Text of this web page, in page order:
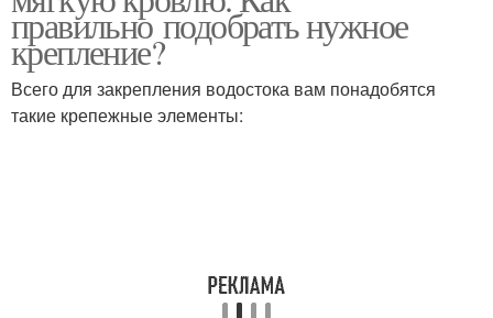
правильно подобрать нужное
крепление?
Всего для закрепления водостока вам понадобятся
такие крепежные элементы: